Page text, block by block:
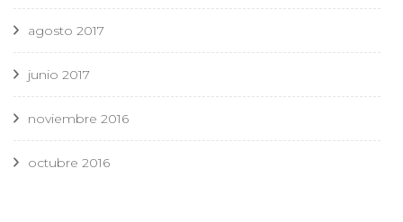
agosto 2017
junio 2017
noviembre 2016
octubre 2016